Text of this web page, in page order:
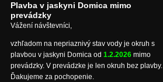
Plavba v jaskyni Domica mimo
prevádzky
Vážení návštevníci,
vzhľadom na nepriaznivý stav vody je okruh s
plavbou v jaskyni Domica od 1.2.2026 mimo
prevádzky. V prevádzke je len okruh bez plavby.
Ďakujeme za pochopenie.